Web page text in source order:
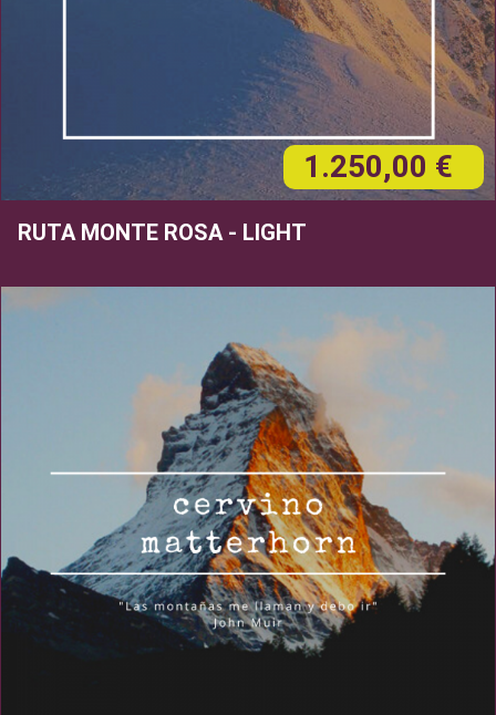
1.250,00 €
RUTA MONTE ROSA - LIGHT